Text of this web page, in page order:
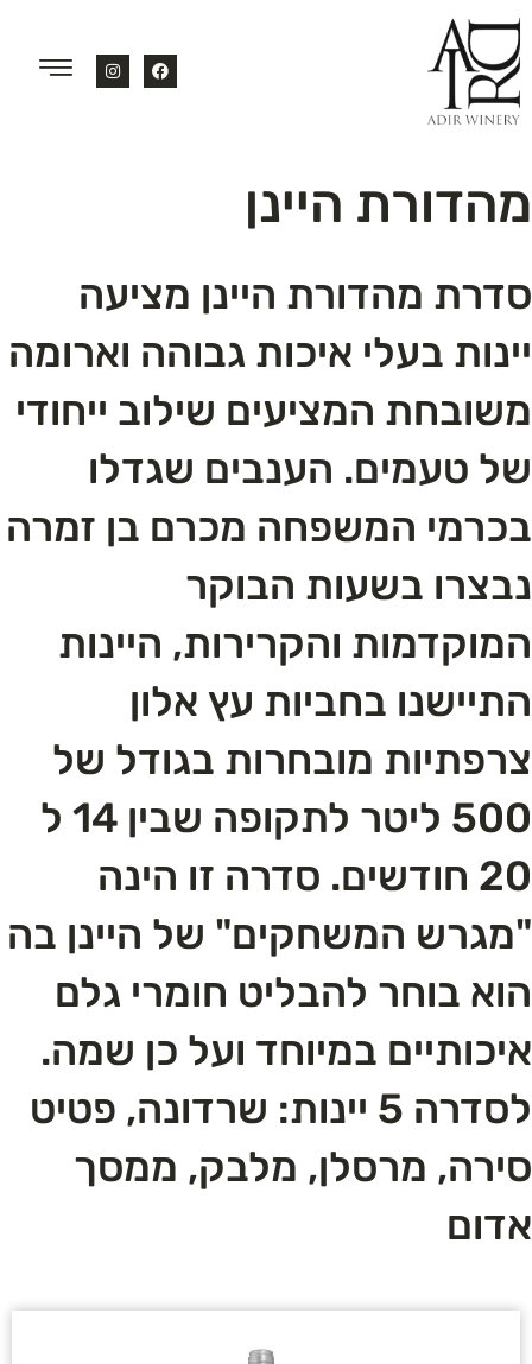
מהדורת היינן
סדרת מהדורת היינן מציעה
יינות בעלי איכות גבוהה וארומה
משובחת המציעים שילוב ייחודי
של טעמים. הענבים שגדלו
בכרמי המשפחה מכרם בן זמרה
נבצרו בשעות הבוקר
המוקדמות והקרירות, היינות
התיישנו בחביות עץ אלון
צרפתיות מובחרות בגודל של
500 ליטר לתקופה שבין 14 ל
20 חודשים. סדרה זו הינה
"מגרש המשחקים" של היינן בה
הוא בוחר להבליט חומרי גלם
איכותיים במיוחד ועל כן שמה.
לסדרה 5 יינות: שרדונה, פטיט
סירה, מרסלן, מלבק, ממסך
אדום